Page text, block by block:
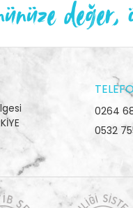
değer,
0264
0532